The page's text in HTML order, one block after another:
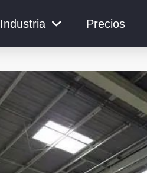
Industria Precios